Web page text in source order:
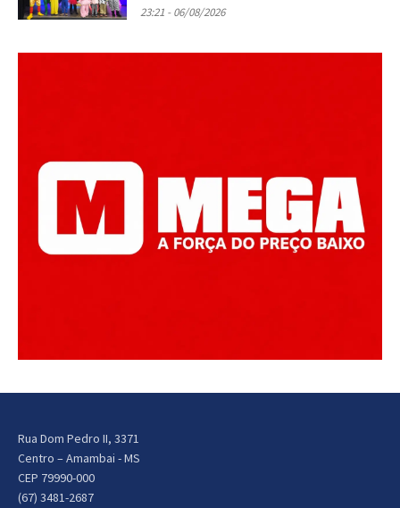
23:21 - 06/08/2026
Rua Dom Pedro II, 3371
Centro – Amambai - MS
CEP 79990-000
(67) 3481-2687